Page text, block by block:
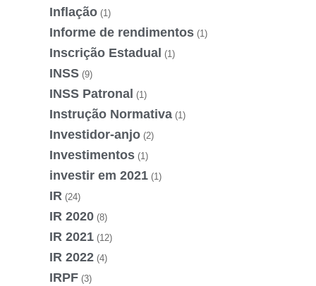
Inflação (1)
Informe de rendimentos (1)
Inscrição Estadual (1)
INSS (9)
INSS Patronal (1)
Instrução Normativa (1)
Investidor-anjo (2)
Investimentos (1)
investir em 2021 (1)
IR (24)
IR 2020 (8)
IR 2021 (12)
IR 2022 (4)
IRPF (3)